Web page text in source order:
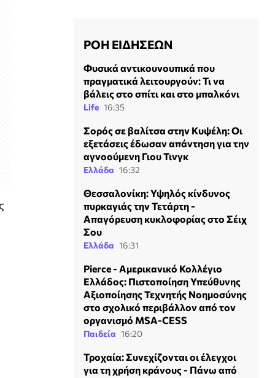
ΡΟΗ ΕΙΔΗΣΕΩΝ
Φυσικά αντικουνουπικά που
πραγματικά λειτουργούν: Τι να
βάλεις στο σπίτι και στο μπαλκόνι
Life 16:35
Σορός σε βαλίτσα στην Κυψέλη: Οι
εξετάσεις έδωσαν απάντηση για την
αγνοούμενη Γιου Τινγκ
Ελλάδα 16:32
Θεσσαλονίκη: Υψηλός κίνδυνος
πυρκαγιάς την Τετάρτη -
Απαγόρευση κυκλοφορίας στο Σέιχ
Σου
Ελλάδα 16:31
Pierce - Αμερικανικό Κολλέγιο
Ελλάδος: Πιστοποίηση Υπεύθυνης
Αξιοποίησης Τεχνητής Νοημοσύνης
στο σχολικό περιβάλλον από τον
οργανισμό MSA-CESS
Παιδεία 16:20
Τροχαία: Συνεχίζονται οι έλεγχοι
για τη χρήση κράνους - Πάνω από